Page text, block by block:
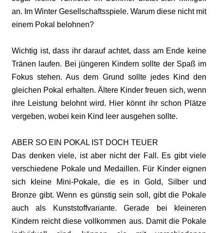
an. Im Winter Gesellschaftsspiele. Warum diese nicht mit
einem Pokal belohnen?
Wichtig ist, dass ihr darauf achtet, dass am Ende keine
Tränen laufen. Bei jüngeren Kindern sollte der Spaß im
Fokus stehen. Aus dem Grund sollte jedes Kind den
gleichen Pokal erhalten. Ältere Kinder freuen sich, wenn
ihre Leistung belohnt wird. Hier könnt ihr schon Plätze
vergeben, wobei kein Kind leer ausgehen sollte.
ABER SO EIN POKAL IST DOCH TEUER
Das denken viele, ist aber nicht der Fall. Es gibt viele
verschiedene Pokale und Medaillen. Für Kinder eignen
sich kleine Mini-Pokale, die es in Gold, Silber und
Bronze gibt. Wenn es günstig sein soll, gibt die Pokale
auch als Kunststoffvariante. Gerade bei kleineren
Kindern reicht diese vollkommen aus. Damit die Pokale